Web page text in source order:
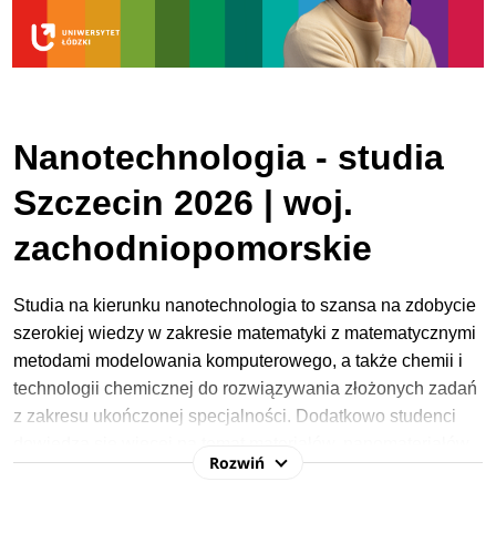
Nanotechnologia - studia
Szczecin 2026 | woj.
zachodniopomorskie
Studia na kierunku nanotechnologia to szansa na zdobycie
szerokiej wiedzy w zakresie matematyki z matematycznymi
metodami modelowania komputerowego, a także chemii i
technologii chemicznej do rozwiązywania złożonych zadań
z zakresu ukończonej specjalności. Dodatkowo studenci
produktów i procesów stosowanych w przemyśle
Rozwiń